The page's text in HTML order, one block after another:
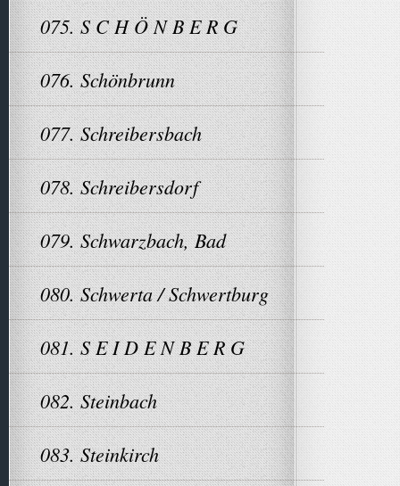
075. S C H Ö N B E R G
076. Schönbrunn
077. Schreibersbach
078. Schreibersdorf
079. Schwarzbach, Bad
080. Schwerta / Schwertburg
081. S E I D E N B E R G
082. Steinbach
083. Steinkirch